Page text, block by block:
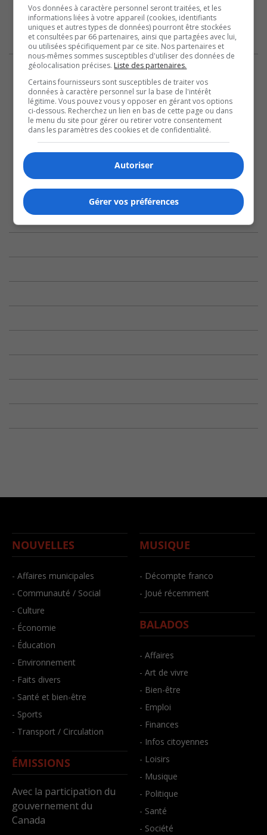
NOUVELLES
- Affaires municipales
- Communauté / Social
- Culture
- Économie
- Éducation
- Environnement
- Faits divers
- Santé et bien-être
- Sports
- Transport / Circulation
ÉMISSIONS
Avec la participation du
gouvernement du
Canada
MUSIQUE
- Décompte franco
- Joué récemment
BALADOS
- Affaires
- Art de vivre
- Bien-être
- Emploi
- Finances
- Infos citoyennes
- Loisirs
- Musique
- Politique
- Santé
- Société
Vos données à caractère personnel seront traitées, et les
informations liées à votre appareil (cookies, identifiants
uniques et autres types de données) pourront être stockées
et consultées par 66 partenaires, ainsi que partagées avec lui,
ou utilisées spécifiquement par ce site. Nos partenaires et
nous-mêmes sommes susceptibles d'utiliser des données de
géolocalisation précises. Liste des partenaires.
Certains fournisseurs sont susceptibles de traiter vos
données à caractère personnel sur la base de l'intérêt
légitime. Vous pouvez vous y opposer en gérant vos options
ci-dessous. Recherchez un lien en bas de cette page ou dans
le menu du site pour gérer ou retirer votre consentement
dans les paramètres des cookies et de confidentialité.
Autoriser
Gérer vos préférences